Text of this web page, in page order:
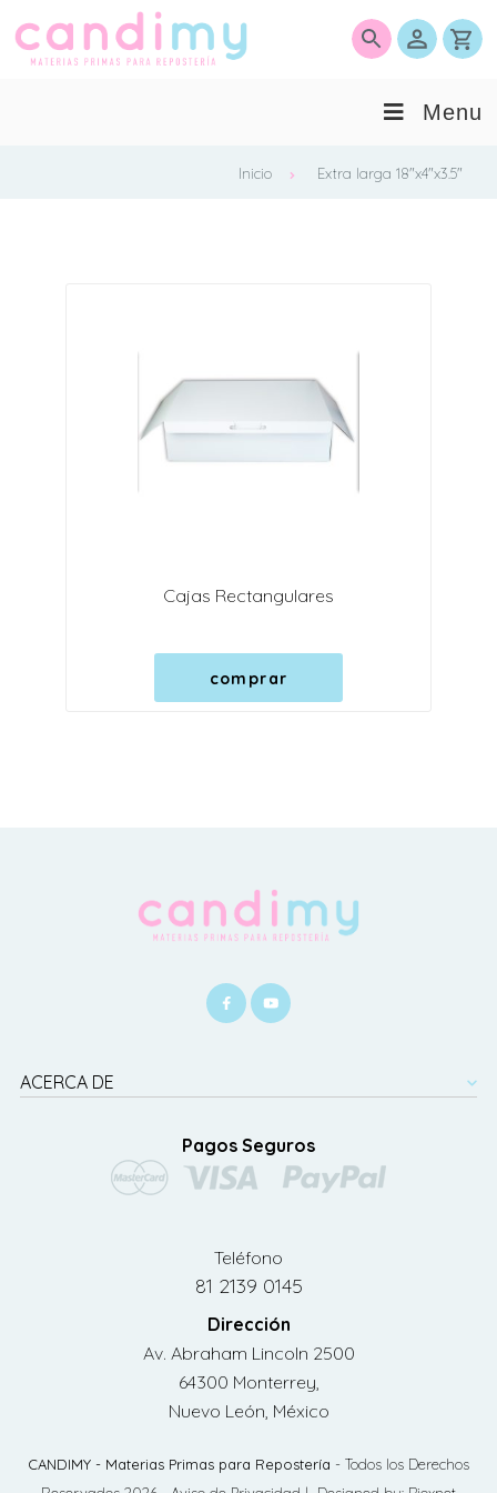
Menu
Inicio Extra larga 18"x4"x3.5"
Cajas Rectangulares
comprar
ACERCA DE
Pagos Seguros
Teléfono
81 2139 0145
Dirección
Av. Abraham Lincoln 2500
64300 Monterrey,
Nuevo León, México
CANDIMY - Materias Primas para Repostería - Todos los Derechos